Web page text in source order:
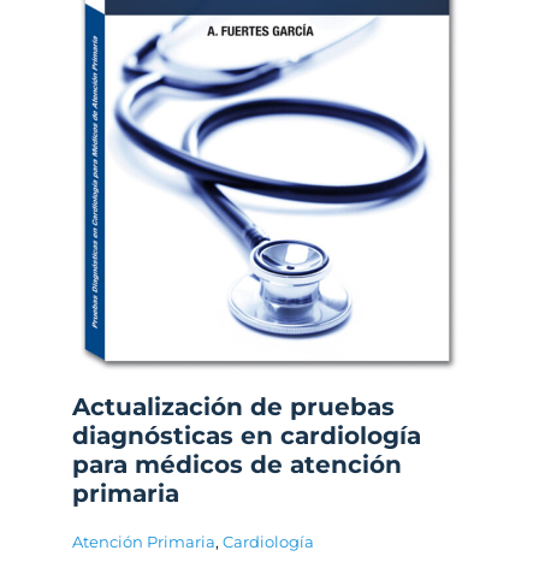
Actualización de pruebas
diagnósticas en cardiología
para médicos de atención
primaria
Atención Primaria, Cardiología